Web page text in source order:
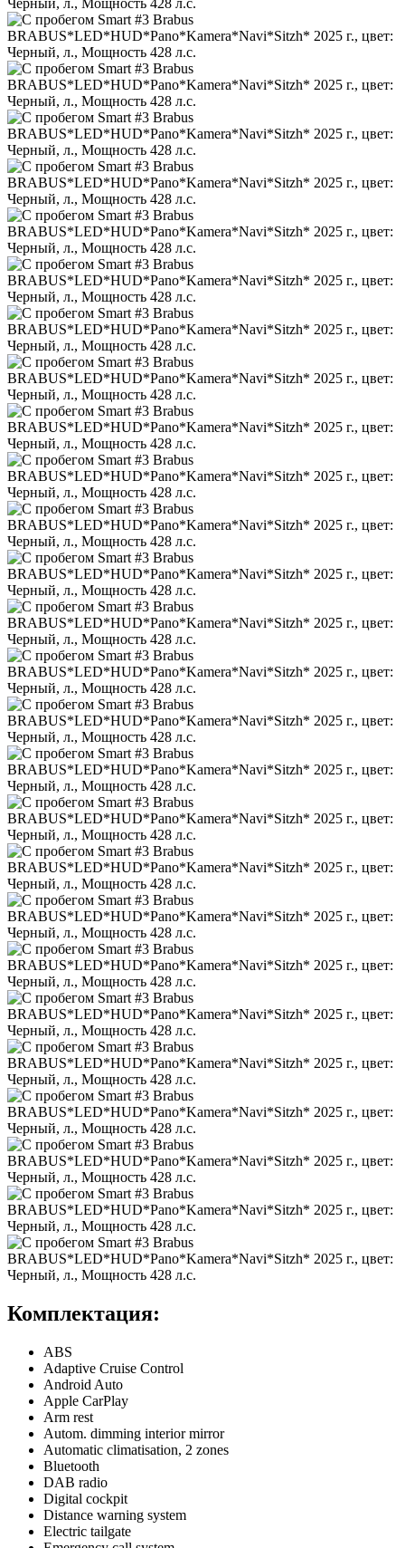
Комплектация:
ABS
Adaptive Cruise Control
Android Auto
Apple CarPlay
Arm rest
Autom. dimming interior mirror
Automatic climatisation, 2 zones
Bluetooth
DAB radio
Digital cockpit
Distance warning system
Electric tailgate